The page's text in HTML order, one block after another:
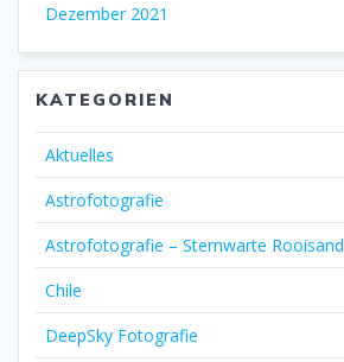
Dezember 2021
KATEGORIEN
Aktuelles
Astrofotografie
Astrofotografie – Sternwarte Rooisand
Chile
DeepSky Fotografie